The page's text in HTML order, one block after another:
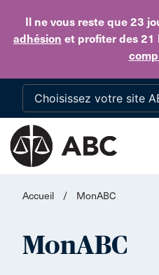
Il ne vous reste que 23
adhésion et profiter des 21
Accueil / MonABC
MonABC